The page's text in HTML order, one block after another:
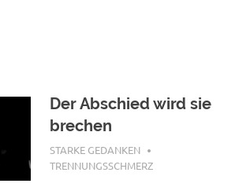
Der Abschied wird sie
brechen
JANUAR 25, 2018
STARKE GEDANKEN
TRENNUNGSSCHMERZ